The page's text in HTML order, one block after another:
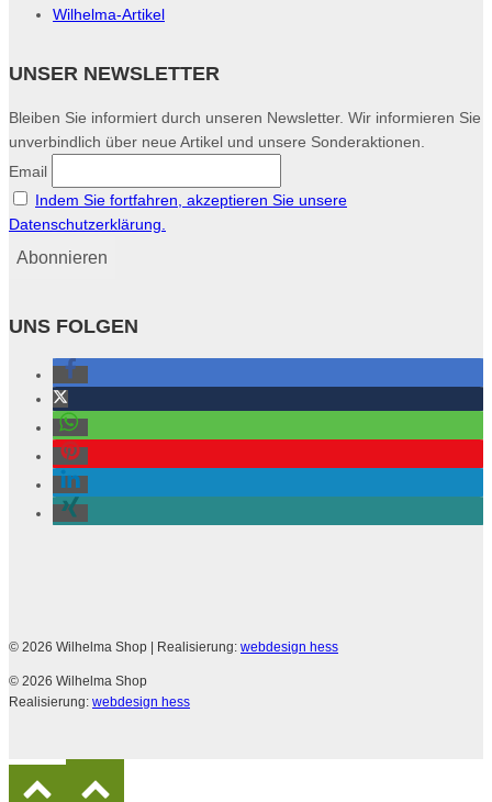
Wilhelma-Artikel
UNSER NEWSLETTER
Bleiben Sie informiert durch unseren Newsletter. Wir informieren Sie
unverbindlich über neue Artikel und unsere Sonderaktionen.
Email
Indem Sie fortfahren, akzeptieren Sie unsere
Datenschutzerklärung.
UNS FOLGEN
© 2026 Wilhelma Shop | Realisierung: webdesign hess
© 2026 Wilhelma Shop
Realisierung: webdesign hess